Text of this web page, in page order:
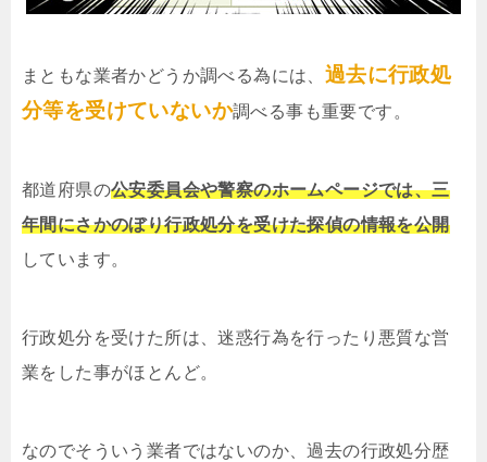
まともな業者かどうか調べる為には、 過去に行政処
分等を受けていないか調べる事も重要です。
都道府県の公安委員会や警察のホームページでは、三
年間にさかのぼり行政処分を受けた探偵の情報を公開
しています。
行政処分を受けた所は、迷惑行為を行ったり悪質な営
業をした事がほとんど。
なのでそういう業者ではないのか、過去の行政処分歴